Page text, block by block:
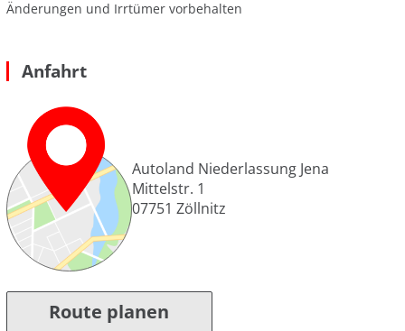
Änderungen und Irrtümer vorbehalten
Anfahrt
Autoland Niederlassung Jena
Mittelstr. 1
07751 Zöllnitz
Route planen